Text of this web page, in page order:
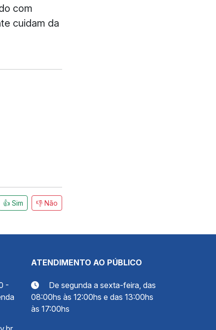
com
cuidam da
👍 Sim 👎 Não
-
ATENDIMENTO AO PÚBLICO
De segunda a sexta-feira, das
08:00hs às 12:00hs e das 13:00hs
às 17:00hs